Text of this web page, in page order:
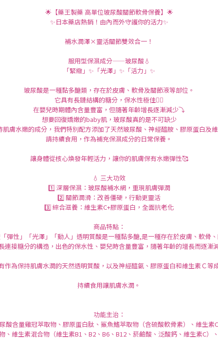
🌟【藥王製藥 高單位玻尿酸關節軟骨保養】🌟
✨日本藥店熱銷！由內而外守護你的活力✨
補水潤澤×靈活關節雙效合一！
服用型保濕成分——玻尿酸💧
「緊緻」✨「光澤」✨「活力」✨
玻尿酸是一種黏多醣類，存在於皮膚、軟骨及關節液等部位。
它具有長鏈結構的糖分，保水性極佳👍🏻
在嬰兒時期體內含量豐富，但隨著年齡增長逐漸減少⤵️
想要回復嬌嫩的baby肌，玻尿酸真的是不可缺少
肌膚水嫩的成分，我們特別配方添加了天然玻尿酸、神經醯胺、膠原蛋白及維
請持續食用，作為補充保濕成分的日常保養。
讓身體從核心煥發年輕活力，讓你的肌膚保有水嫩彈性🥰
💧 三大功效
1️⃣ 深層保濕：玻尿酸補水網，重現肌膚彈潤
2️⃣ 關節潤滑：改善僵硬，行動更靈活
3️⃣ 綜合滋養：維生素C+膠原蛋白，全面抗老化
商品特點：
彈性」「光澤」「動人」透明質酸是一種黏多醣,是一種存在於皮膚、軟骨
連接糖分的構造，出色的保水性、嬰兒時含量豐富，隨著年齡的增長而逐漸
作為保持肌膚水潤的天然透明質酸，以及神經醯氨、膠原蛋白和維生素Ｃ等
持續食用讓肌膚水潤。
功能主治：
酸含量雞冠萃取物、膠原蛋白肽、鯊魚鰭萃取物（含硫酸軟骨素）、維生素C
、維生素混合物（維生素B1、B2、B6、B12、菸鹼酸、泛酸鈣、維生素C）